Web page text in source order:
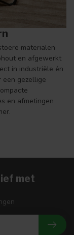
materialen
en afgewerkt
in industriële én
een gezellige
en afmetingen
met